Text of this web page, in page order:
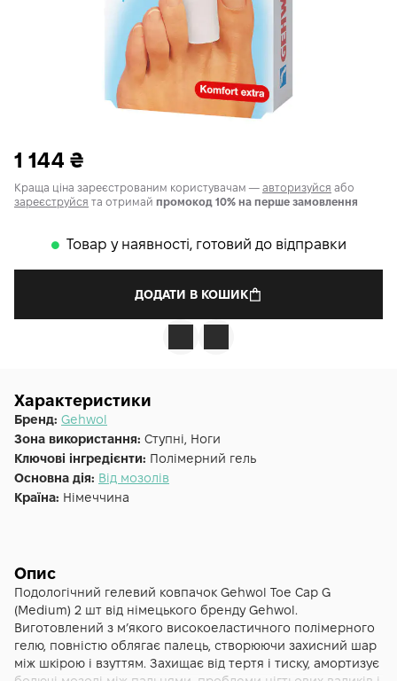
1 144 ₴
Краща ціна зареєстрованим користувачам — авторизуйся або
зареєструйся та отримай промокод 10% на перше замовлення
𒊹 Товар у наявності, готовий до відправки
ДОДАТИ В КОШИК
Характеристики
Бренд: Gehwol
Зона використання: Ступні, Ноги
Ключові інгредієнти: Полімерний гель
Основна дія: Від мозолів
Країна: Німеччина
Опис
Подологічний гелевий ковпачок Gehwol Toe Cap G
(Medium) 2 шт від німецького бренду Gehwol.
Виготовлений з мʼякого високоеластичного полімерного
гелю, повністю облягає палець, створюючи захисний шар
між шкірою і взуттям. Захищає від тертя і тиску, амортизує